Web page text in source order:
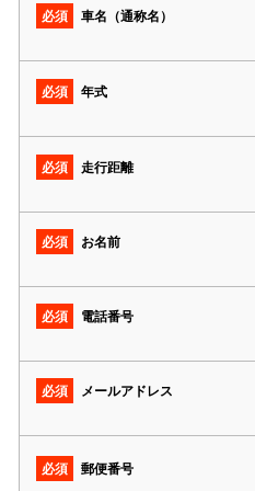
必須 車名（通称名）
必須 年式
必須 走行距離
必須 お名前
必須 電話番号
必須 メールアドレス
必須 郵便番号